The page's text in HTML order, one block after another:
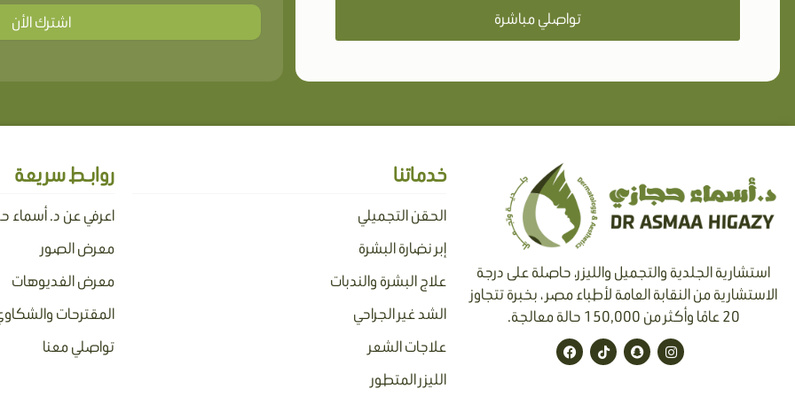
تواصلي مباشرة اشترك الأن
استشارية الجلدية والتجميل والليزر، حاصلة على درجة
الاستشارية من النقابة العامة لأطباء مصر ، بخبرة تتجاوز
20 عامًا وأكثر من 150,000 حالة معالجة.
I
n
s
S
n
a
T
i
k
F
a
c
خدماتنا
الحقن التجميلي
إبر نضارة البشرة
علاج البشرة والندبات
الشد غير الجراحي
علاجات الشعر
الليزر المتطور
روابـط سريعة
اعرفي عن د. أسماء
معرض الصور
معرض الفديوهات
المقترحات
تواصلي معنا